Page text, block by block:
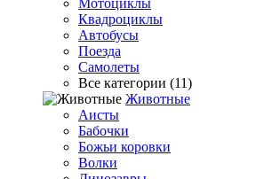
Мотоциклы
Квадроциклы
Автобусы
Поезда
Самолеты
Все категории (11)
Животные
Аисты
Бабочки
Божьи коровки
Волки